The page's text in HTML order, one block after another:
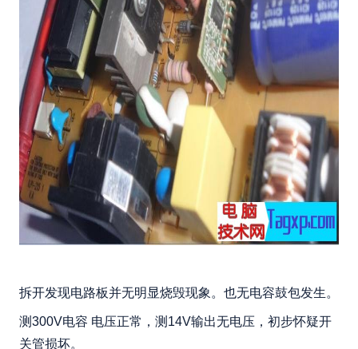
拆开发现电路板并无明显烧毁现象。也无电容鼓包发生。
测300V电容 电压正常，测14V输出无电压，初步怀疑开
关管损坏。